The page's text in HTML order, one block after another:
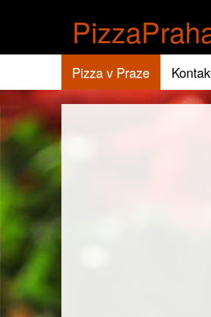
Pizza v Praze